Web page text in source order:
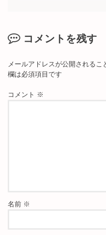
コメントを残す
メールアドレスが公開されるこ
欄は必須項目です
コメント ※
名前 ※